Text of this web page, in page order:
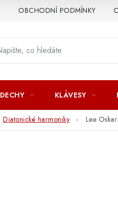
OBCHODNÍ PODMÍNKY
DECHY KLÁVESY
Diatonické harmoniky Lee